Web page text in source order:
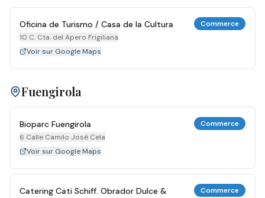
Oficina de Turismo / Casa de la Cultura
10 C. Cta. del Apero Frigiliana
Commerce
Voir sur Google Maps
Fuengirola
Bioparc Fuengirola
6 Calle Camilo José Cela
Commerce
Voir sur Google Maps
Catering Cati Schiff. Obrador Dulce &
Commerce